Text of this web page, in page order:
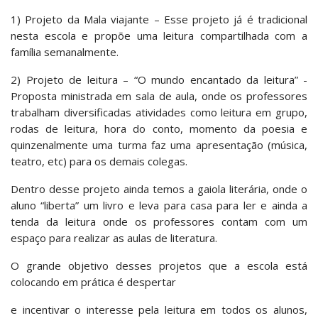
1) Projeto da Mala viajante – Esse projeto já é tradicional
nesta escola e propõe uma leitura compartilhada com a
família semanalmente.
2) Projeto de leitura – “O mundo encantado da leitura” -
Proposta ministrada em sala de aula, onde os professores
trabalham diversificadas atividades como leitura em grupo,
rodas de leitura, hora do conto, momento da poesia e
quinzenalmente uma turma faz uma apresentação (música,
teatro, etc) para os demais colegas.
Dentro desse projeto ainda temos a gaiola literária, onde o
aluno “liberta” um livro e leva para casa para ler e ainda a
tenda da leitura onde os professores contam com um
espaço para realizar as aulas de literatura.
O grande objetivo desses projetos que a escola está
colocando em prática é despertar
e incentivar o interesse pela leitura em todos os alunos,